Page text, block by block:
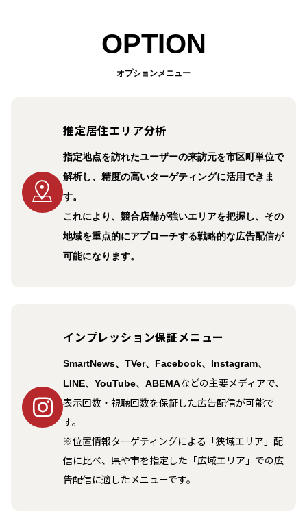
OPTION
オプションメニュー
推定居住エリア分析
指定地点を訪れたユーザーの来訪元を市区町単位で
解析し、精度の高いターゲティングに活用できま
す。
これにより、競合店舗が強いエリアを把握し、その
地域を重点的にアプローチする戦略的な広告配信が
可能になります。
インプレッション保証メニュー
SmartNews、TVer、Facebook、Instagram、
LINE、YouTube、ABEMAなどの主要メディアで、
表示回数・視聴回数を保証した広告配信が可能で
す。
※位置情報ターゲティングによる「狭域エリア」配
信に比べ、県や市を指定した「広域エリア」での広
告配信に適したメニューです。